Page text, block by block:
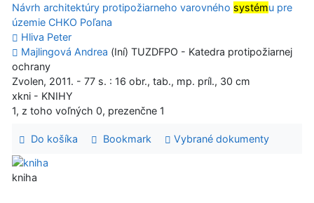
Návrh architektúry protipožiarneho varovného systému pre
územie CHKO Poľana
Hliva Peter
Majlingová Andrea (Iní) TUZDFPO - Katedra protipožiarnej
ochrany
Zvolen, 2011. - 77 s. : 16 obr., tab., mp. príl., 30 cm
xkni - KNIHY
1, z toho voľných 0, prezenčne 1
Do košíka Bookmark Vybrané dokumenty
kniha